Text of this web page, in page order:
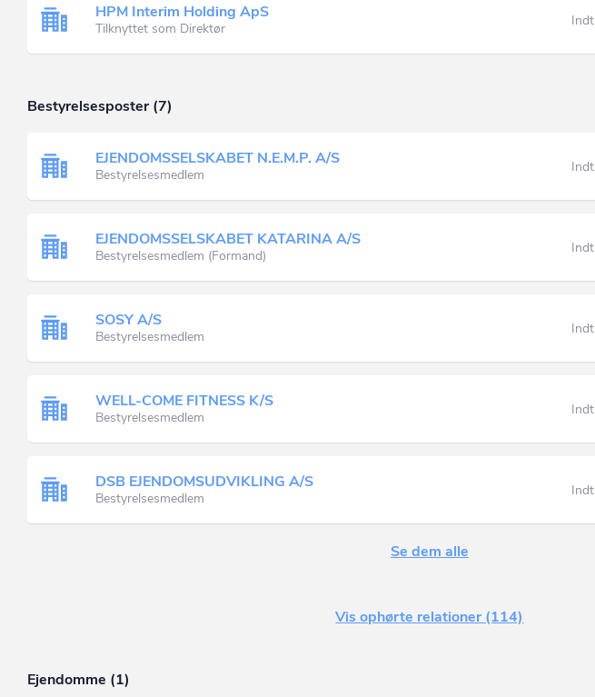
HPM Interim Holding ApS
Tilknyttet som Direktør
Bestyrelsesposter (7)
EJENDOMSSELSKABET N.E.M.P. A/S
Bestyrelsesmedlem
EJENDOMSSELSKABET KATARINA A/S
Bestyrelsesmedlem (Formand)
SOSY A/S
Bestyrelsesmedlem
WELL-COME FITNESS K/S
Bestyrelsesmedlem
DSB EJENDOMSUDVIKLING A/S
Bestyrelsesmedlem
Se dem alle
Vis ophørte relationer (114)
Ejendomme (1)